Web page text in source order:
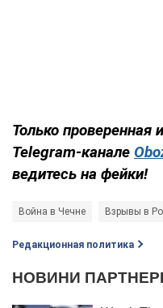
Только проверенная
Telegram-канале
ведитесь на фейки!
Война в Чечне Взрывы в
Редакционная политика